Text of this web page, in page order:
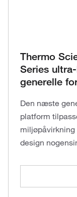
Thermo
Series
generelle
Den næste
platform
miljøpåvirkning
design